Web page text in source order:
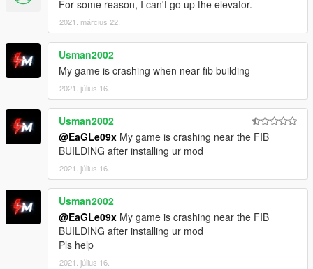
For some reason, I can't go up the elevator.
2021. március 22.
Usman2002
My game is crashing when near fib building
2021. július 16.
Usman2002
@EaGLe09x My game is crashing near the FIB
BUILDING after installing ur mod
2021. július 16.
Usman2002
@EaGLe09x My game is crashing near the FIB
BUILDING after installing ur mod
Pls help
2021. július 16.